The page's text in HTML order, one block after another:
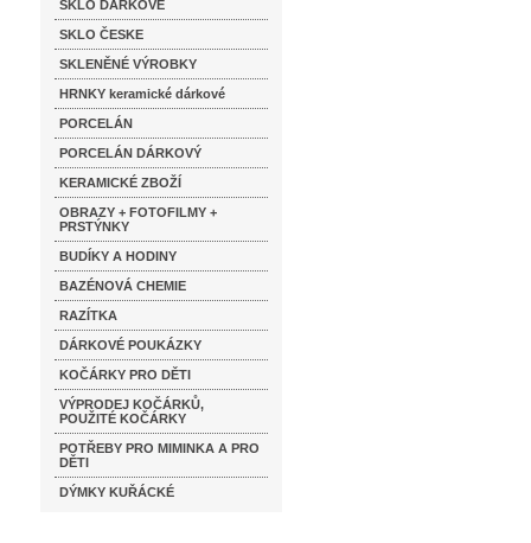
SKLO DÁRKOVÉ
SKLO ČESKE
SKLENĚNÉ VÝROBKY
HRNKY keramické dárkové
PORCELÁN
PORCELÁN DÁRKOVÝ
KERAMICKÉ ZBOŽÍ
OBRAZY + FOTOFILMY +
PRSTÝNKY
BUDÍKY A HODINY
BAZÉNOVÁ CHEMIE
RAZÍTKA
DÁRKOVÉ POUKÁZKY
KOČÁRKY PRO DĚTI
VÝPRODEJ KOČÁRKŮ,
POUŽITÉ KOČÁRKY
POTŘEBY PRO MIMINKA A PRO
DĚTI
DÝMKY KUŘÁCKÉ